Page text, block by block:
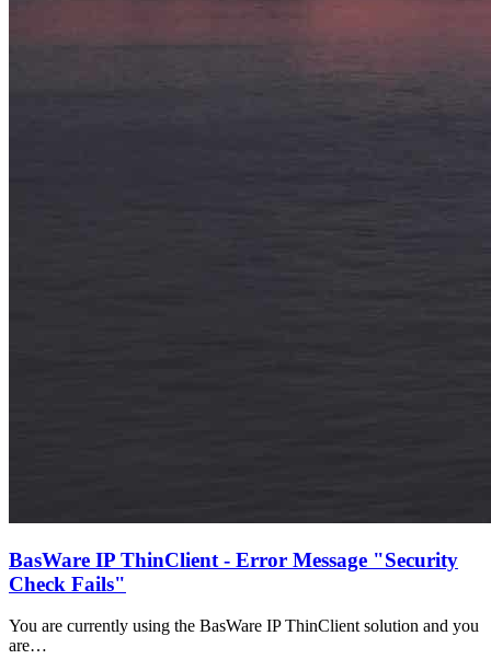
BasWare IP ThinClient - Error Message "Security
Check Fails"
You are currently using the BasWare IP ThinClient solution and you
are…